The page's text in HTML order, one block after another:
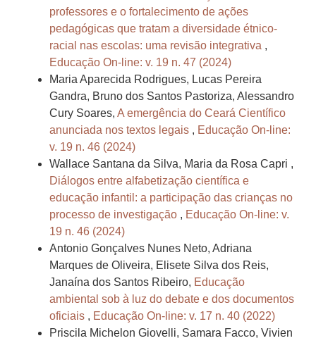
professores e o fortalecimento de ações
pedagógicas que tratam a diversidade étnico-
racial nas escolas: uma revisão integrativa ,
Educação On-line: v. 19 n. 47 (2024)
Maria Aparecida Rodrigues, Lucas Pereira
Gandra, Bruno dos Santos Pastoriza, Alessandro
Cury Soares, A emergência do Ceará Científico
anunciada nos textos legais , Educação On-line:
v. 19 n. 46 (2024)
Wallace Santana da Silva, Maria da Rosa Capri ,
Diálogos entre alfabetização científica e
educação infantil: a participação das crianças no
processo de investigação , Educação On-line: v.
19 n. 46 (2024)
Antonio Gonçalves Nunes Neto, Adriana
Marques de Oliveira, Elisete Silva dos Reis,
Janaína dos Santos Ribeiro, Educação
ambiental sob à luz do debate e dos documentos
oficiais , Educação On-line: v. 17 n. 40 (2022)
Priscila Michelon Giovelli, Samara Facco, Vivien